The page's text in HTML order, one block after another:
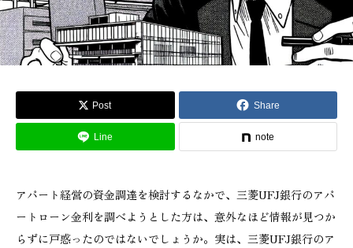
Post Share
Line note
アパート経営の資金調達を検討するなかで、三菱UFJ銀行のアパ
ートローン金利を調べようとした方は、意外なほど情報が見つか
らずに戸惑ったのではないでしょうか。実は、三菱UFJ銀行のア